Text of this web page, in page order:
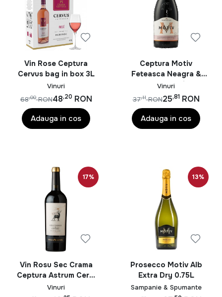
Vin Rose Ceptura
Cervus bag in box 3L
Vinuri
48,20 RON
68,00 RON
Adauga in cos
Ceptura Motiv
Feteasca Neagra &
Cabernet Sauvignon
Demisec 0.75L
Vinuri
25,81 RON
37,11 RON
Adauga in cos
17%
Vin Rosu Sec Crama
Ceptura Astrum Cervi
Feteasca Neagra 0.75L
Vinuri
13%
Prosecco Motiv Alb
Extra Dry 0.75L
Sampanie & Spumante